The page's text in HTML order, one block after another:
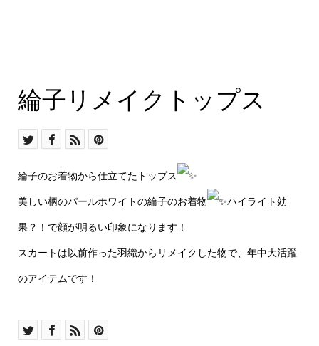
体にぴったり合わせたシ
ルエット！
綸子リメイクトップス
綸子のお着物から仕立てたトップス
美しい柄のパールホワイトの綸子のお着物
ハイライト効
果？！で顔が明るい印象になります！
スカートは以前作った羽織からリメイクした物で、年中大活躍
のアイテムです！